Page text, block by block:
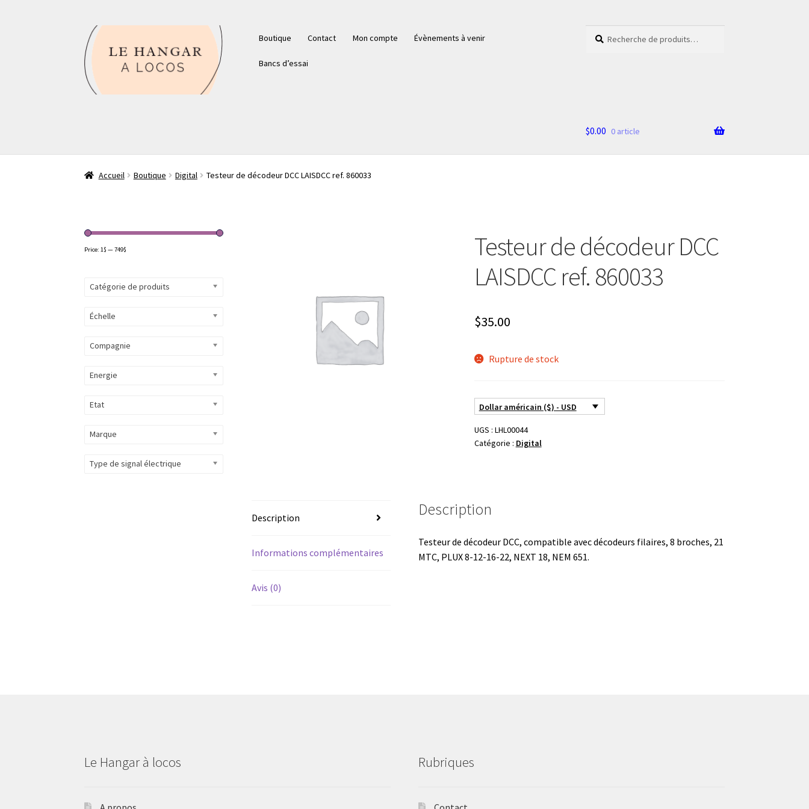
Aller
à
la
navigation
Aller
au
contenu
Boutique Contact Mon compte Évènements à venir
Bancs d’essai
pour :
$0.00 0 article
Accueil Boutique Digital Testeur de décodeur DCC LAISDCC ref. 860033
Testeur de décodeur DCC
LAISDCC ref. 860033
$35.00
Rupture de stock
Dollar américain ($) - USD
UGS : LHL00044
Catégorie : Digital
Description
Informations complémentaires
Avis (0)
Description
Testeur de décodeur DCC, compatible avec décodeurs filaires, 8 broches, 21
MTC, PLUX 8-12-16-22, NEXT 18, NEM 651.
Price:1$ —749$
Catégorie de produits
Échelle
Compagnie
Energie
Etat
Marque
Type de signal électrique
Le Hangar à locos Rubriques